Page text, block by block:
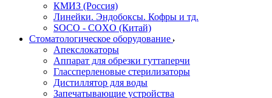
КМИЗ (Россия)
Линейки. Эндобоксы. Кофры и тд.
SOCO - COXO (Китай)
Стоматологическое оборудование
Апекслокаторы
Аппарат для обрезки гуттаперчи
Глассперленовые стерилизаторы
Дистиллятор для воды
Запечатывающие устройства